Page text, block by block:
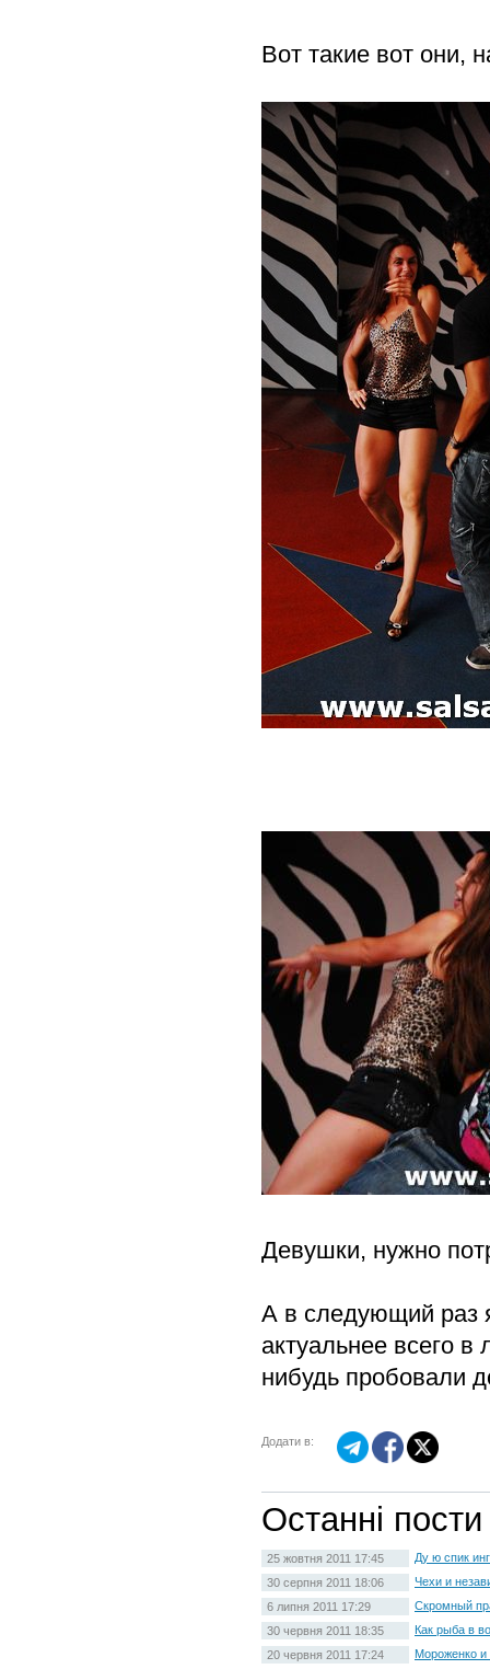
Вот такие вот они,
Девушки, нужно
А в следующий раз
актуальнее всего
нибудь пробовали
Додати в:
Останні
25 жовтня 2011 17:45
Ду ю спик
30 серпня 2011 18:06
Чехи и
6 липня 2011 17:29
Скромный
30 червня 2011 18:35
Как рыба в
20 червня 2011 17:24
Мороженко и